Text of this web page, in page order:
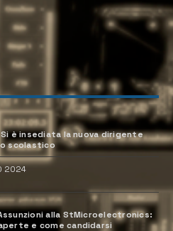
Si è insediata la nuova dirigente
scolastico
2024
alla StMicroelectronics:
e come candidarsi